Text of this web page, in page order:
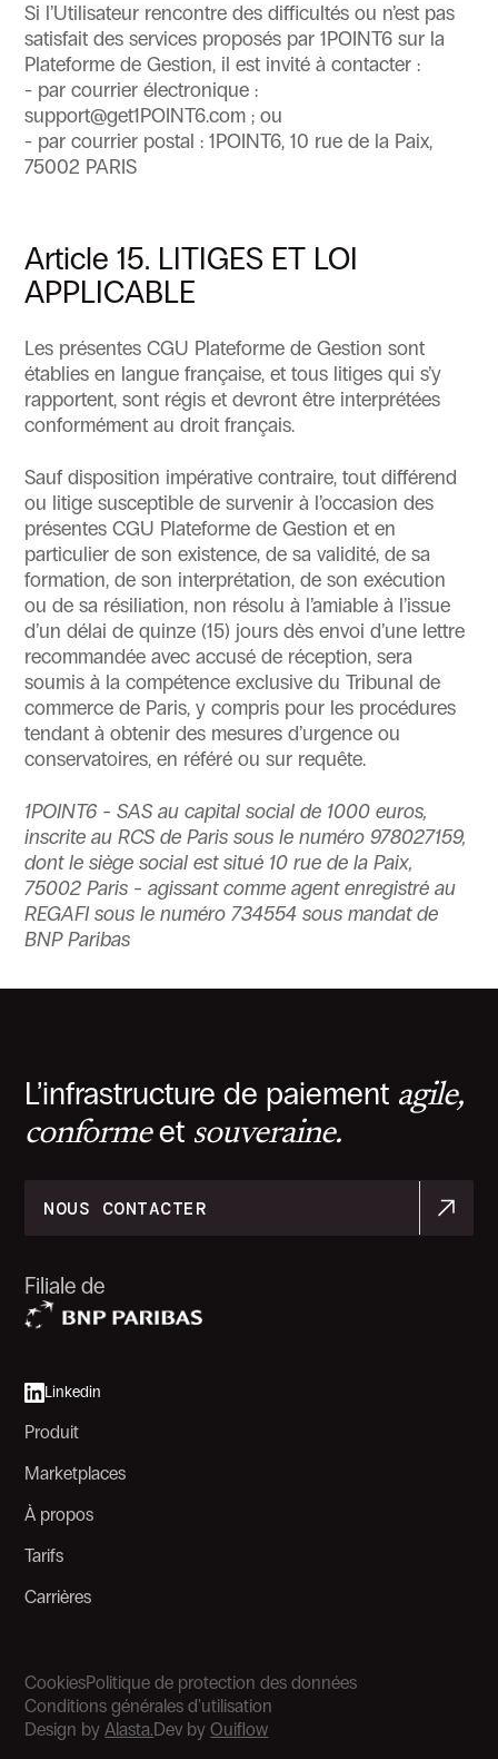
Si l’Utilisateur rencontre des difficultés ou n’est pas
satisfait des services proposés par 1POINT6 sur la
Plateforme de Gestion, il est invité à contacter :
- par courrier électronique :
support@get1POINT6.com ; ou
- par courrier postal : 1POINT6, 10 rue de la Paix,
75002 PARIS
Article 15. LITIGES ET LOI
APPLICABLE
Les présentes CGU Plateforme de Gestion sont
établies en langue française, et tous litiges qui s’y
rapportent, sont régis et devront être interprétées
conformément au droit français.
Sauf disposition impérative contraire, tout différend
ou litige susceptible de survenir à l’occasion des
présentes CGU Plateforme de Gestion et en
particulier de son existence, de sa validité, de sa
formation, de son interprétation, de son exécution
ou de sa résiliation, non résolu à l’amiable à l’issue
d’un délai de quinze (15) jours dès envoi d’une lettre
recommandée avec accusé de réception, sera
soumis à la compétence exclusive du Tribunal de
commerce de Paris, y compris pour les procédures
tendant à obtenir des mesures d’urgence ou
conservatoires, en référé ou sur requête.
1POINT6 - SAS au capital social de 1000 euros,
inscrite au RCS de Paris sous le numéro 978027159,
dont le siège social est situé 10 rue de la Paix,
75002 Paris - agissant comme agent enregistré au
REGAFI sous le numéro 734554 sous mandat de
BNP Paribas
L’infrastructure de paiement agile,
conformeet souveraine.
NOUS CONTACTER
Filiale de
Linkedin
Produit
Marketplaces
À propos
Tarifs
Carrières
CookiesPolitique de protection des données
Conditions générales d'utilisation
Design byAlasta.Dev byOuiflow